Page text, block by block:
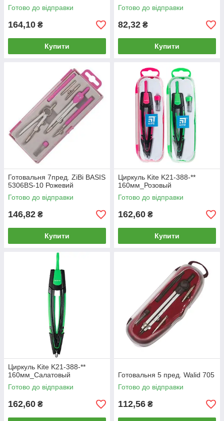
Готово до відправки
164,10 ₴
Купити
Готово до відправки
82,32 ₴
Купити
Готовальня 7пред. ZiBi BASIS
5306BS-10 Рожевий
Готово до відправки
146,82 ₴
Купити
Циркуль Kite K21-388-**
160мм_Розовый
Готово до відправки
162,60 ₴
Купити
Циркуль Kite K21-388-**
160мм_Салатовый
Готово до відправки
162,60 ₴
Готовальня 5 пред. Walid 705
Готово до відправки
112,56 ₴